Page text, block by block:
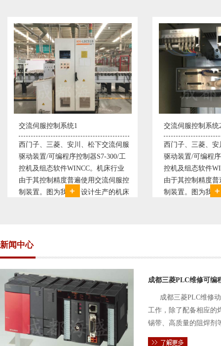
交流伺服控制系统2
西门子、三菱、安川、松下交流伺服
驱动装置/可编程序控制器S7-300/工
控机及组态软件WINCC。机床行业
由于其控制精度普遍使用交流伺服控
制装置。图为我公司设计生产的机床
变频恒压供水系
变频恒压供水系
极调速技术原理
使供水随着使用
持供水设定压力
点、远传压力表
新闻中心
成都三菱PLC维修可编
成都三菱PLC维修
工作，除了配备相应的
锡带、高质量的阻焊剂
件的电路及通信电缆。